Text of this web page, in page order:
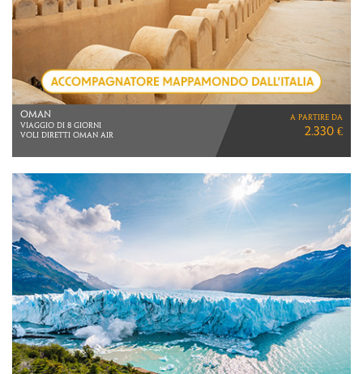
NAMIBIA ADVENTURE
VOLI LUFTHANSA
a partire da
3.390 €